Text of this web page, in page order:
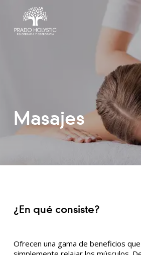
main
Masajes
¿En qué consiste?
Ofrecen una gama de beneficios